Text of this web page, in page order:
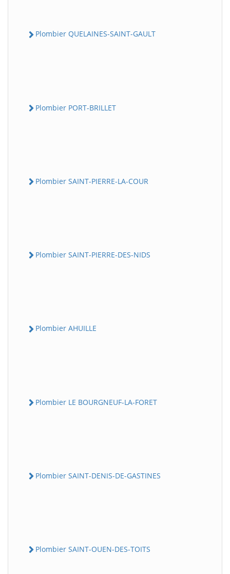
Plombier QUELAINES-SAINT-GAULT
Plombier PORT-BRILLET
Plombier SAINT-PIERRE-LA-COUR
Plombier SAINT-PIERRE-DES-NIDS
Plombier AHUILLE
Plombier LE BOURGNEUF-LA-FORET
Plombier SAINT-DENIS-DE-GASTINES
Plombier SAINT-OUEN-DES-TOITS